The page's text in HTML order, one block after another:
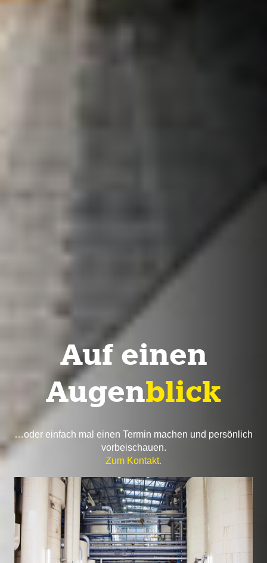
Auf einen
Augenblick
…oder einfach mal einen Termin machen und persönlich
vorbeischauen.
Zum Kontakt.